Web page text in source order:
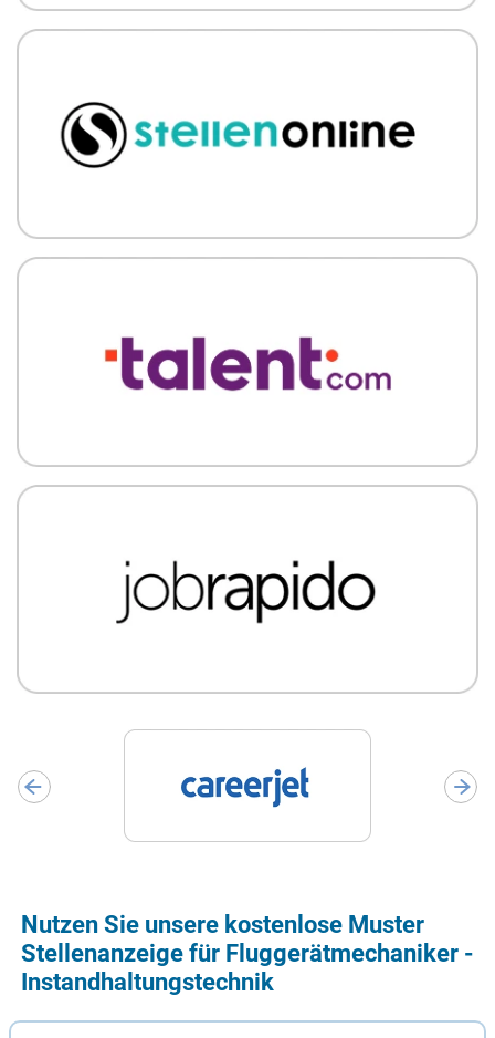
Nutzen Sie unsere kostenlose Muster
Stellenanzeige für Fluggerätmechaniker -
Instandhaltungstechnik